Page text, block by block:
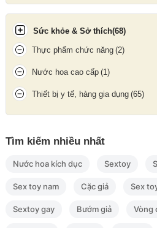
Sức khỏe & Sở thích(68)
Thực phẩm chức năng (2)
Nước hoa cao cấp (1)
Thiết bị y tế, hàng gia dụng (65)
Tìm kiếm nhiều nhất
Nước hoa kích dục Sextoy
Sex toy nam Cặc giả Sex
Sextoy gay Bướm giả Vòng